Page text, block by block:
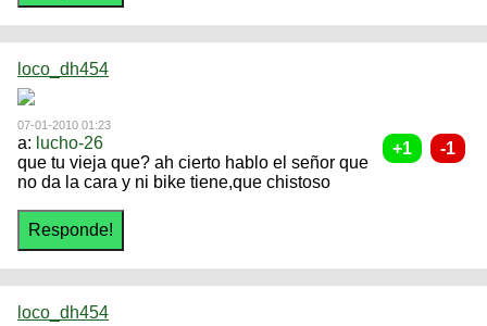
loco_dh454
07-01-2010 01:23
a: lucho-26
que tu vieja que? ah cierto hablo el señor que
no da la cara y ni bike tiene,que chistoso
loco_dh454